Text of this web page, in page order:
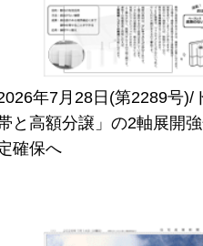
年7月28日(第2289号)/
と高額分譲」の2軸展開
確保へ